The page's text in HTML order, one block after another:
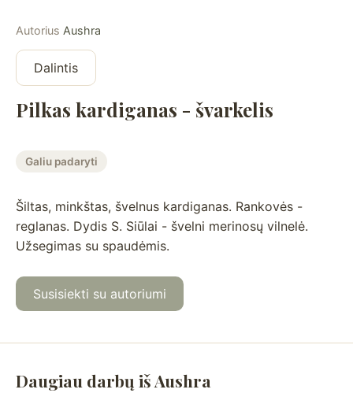
Autorius Aushra
Dalintis
Pilkas kardiganas - švarkelis
Galiu padaryti
Šiltas, minkštas, švelnus kardiganas. Rankovės -
reglanas. Dydis S. Siūlai - švelni merinosų vilnelė.
Užsegimas su spaudėmis.
Susisiekti su autoriumi
Daugiau darbų iš Aushra